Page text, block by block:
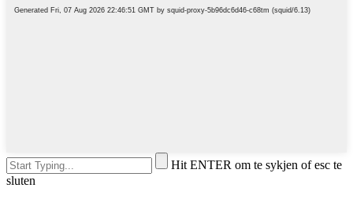
Hit ENTER om te sykjen of esc te
sluten